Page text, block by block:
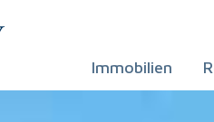
Immobilien